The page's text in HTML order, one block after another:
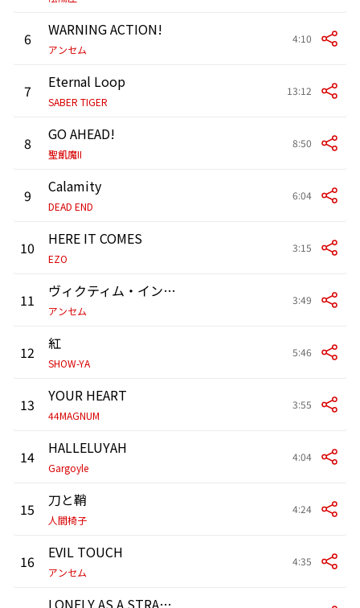
6 WARNING ACTION!
アンセム
4:10
7 Eternal Loop
SABER TIGER
13:12
8 GO AHEAD!
聖飢魔II
8:50
9 Calamity
DEAD END
6:04
10 HERE IT COMES
EZO
3:15
11 ヴィクティム・イン・ユア・アイズ
アンセム
3:49
12 紅
SHOW-YA
5:46
13 YOUR HEART
44MAGNUM
3:55
14 HALLELUYAH
Gargoyle
4:04
15 刀と鞘
人間椅子
4:24
16 EVIL TOUCH
アンセム
4:35
LONELY AS A STRANGER